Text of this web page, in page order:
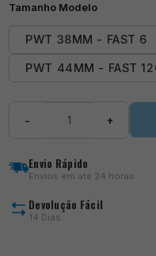
Tamanho Modelo
PWT 38MM - FAST 6
PWT 44MM - FAST
-
Natural
− +
Envio Rápido
Envios em até 24 horas
Devolução Fácil
14 Dias